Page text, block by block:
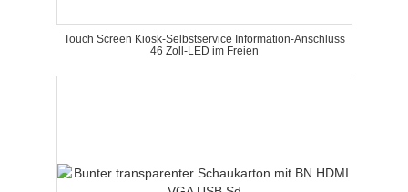
Touch Screen Kiosk-Selbstservice Information-Anschluss
46 Zoll-LED im Freien